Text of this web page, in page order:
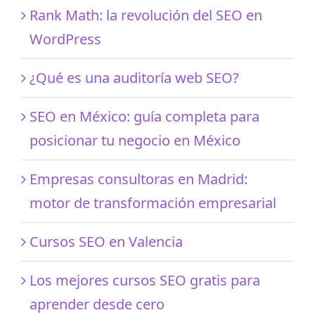
Rank Math: la revolución del SEO en
WordPress
¿Qué es una auditoría web SEO?
SEO en México: guía completa para
posicionar tu negocio en México
Empresas consultoras en Madrid:
motor de transformación empresarial
Cursos SEO en Valencia
Los mejores cursos SEO gratis para
aprender desde cero